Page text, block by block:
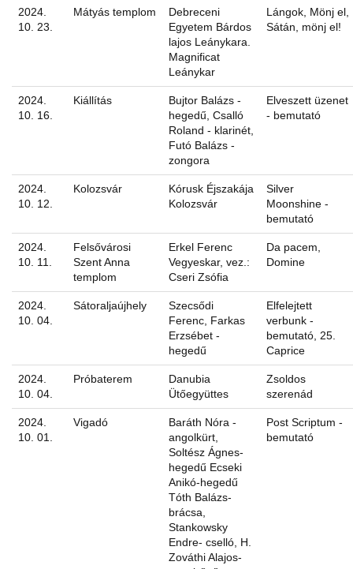
2024.
10. 23.
Mátyás templom
Debreceni
Egyetem Bárdos
lajos Leánykara.
Magnificat
Leánykar
Lángok, Mönj el,
Sátán, mönj el!
2024.
10. 16.
Kiállítás
Bujtor Balázs -
hegedű, Csalló
Roland - klarinét,
Futó Balázs -
zongora
Elveszett üzenet
- bemutató
2024.
10. 12.
Kolozsvár
Kórusk Éjszakája
Kolozsvár
Silver
Moonshine -
bemutató
2024.
10. 11.
Felsővárosi
Szent Anna
templom
Erkel Ferenc
Vegyeskar, vez.:
Cseri Zsófia
Da pacem,
Domine
2024.
10. 04.
Sátoraljaújhely
Szecsődi
Ferenc, Farkas
Erzsébet -
hegedű
Elfelejtett
verbunk -
bemutató, 25.
Caprice
2024.
10. 04.
Próbaterem
Danubia
Ütőegyüttes
Zsoldos
szerenád
2024.
10. 01.
Vigadó
Baráth Nóra -
angolkürt,
Soltész Ágnes-
hegedű Ecseki
Anikó-hegedű
Tóth Balázs-
brácsa,
Stankowsky
Endre- cselló, H.
Zováthi Alajos-
Post Scriptum -
bemutató